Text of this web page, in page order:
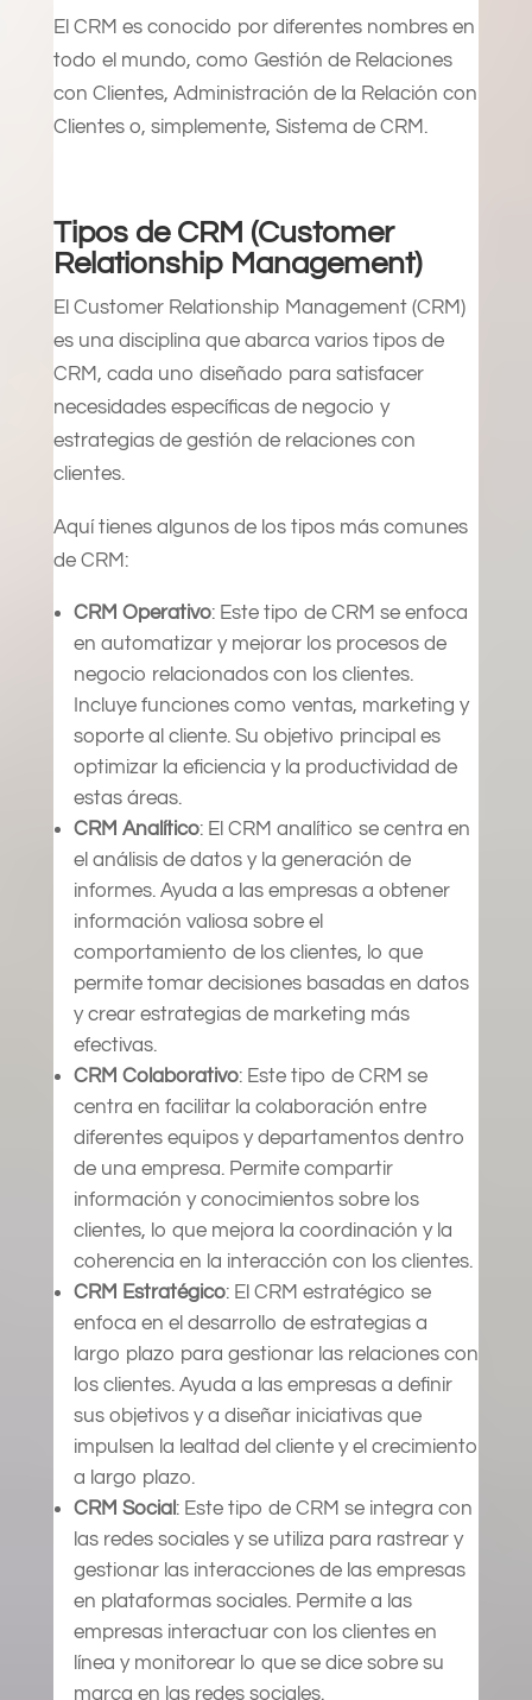
El CRM es conocido por diferentes nombres en
todo el mundo, como Gestión de Relaciones
con Clientes, Administración de la Relación con
Clientes o, simplemente, Sistema de CRM.
Tipos de CRM (Customer
Relationship Management)
El Customer Relationship Management (CRM)
es una disciplina que abarca varios tipos de
CRM, cada uno diseñado para satisfacer
necesidades específicas de negocio y
estrategias de gestión de relaciones con
clientes.
Aquí tienes algunos de los tipos más comunes
de CRM:
CRM Operativo: Este tipo de CRM se enfoca
en automatizar y mejorar los procesos de
negocio relacionados con los clientes.
Incluye funciones como ventas, marketing y
soporte al cliente. Su objetivo principal es
optimizar la eficiencia y la productividad de
estas áreas.
CRM Analítico: El CRM analítico se centra en
el análisis de datos y la generación de
informes. Ayuda a las empresas a obtener
información valiosa sobre el
comportamiento de los clientes, lo que
permite tomar decisiones basadas en datos
y crear estrategias de marketing más
efectivas.
CRM Colaborativo: Este tipo de CRM se
centra en facilitar la colaboración entre
diferentes equipos y departamentos dentro
de una empresa. Permite compartir
información y conocimientos sobre los
clientes, lo que mejora la coordinación y la
coherencia en la interacción con los clientes.
CRM Estratégico: El CRM estratégico se
enfoca en el desarrollo de estrategias a
largo plazo para gestionar las relaciones con
los clientes. Ayuda a las empresas a definir
sus objetivos y a diseñar iniciativas que
impulsen la lealtad del cliente y el crecimiento
a largo plazo.
CRM Social : Este tipo de CRM se integra con
las redes sociales y se utiliza para rastrear y
gestionar las interacciones de las empresas
en plataformas sociales. Permite a las
empresas interactuar con los clientes en
línea y monitorear lo que se dice sobre su
marca en las redes sociales.